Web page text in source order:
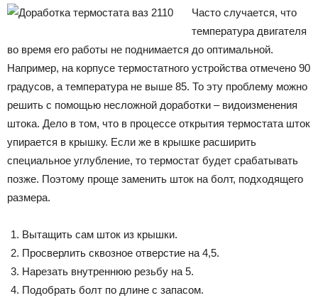
Часто случается, что
температура двигателя
во время его работы не поднимается до оптимальной.
Например, на корпусе термостатного устройства отмечено 90
градусов, а температура не выше 85. То эту проблему можно
решить с помощью несложной доработки – видоизменения
штока. Дело в том, что в процессе открытия термостата шток
упирается в крышку. Если же в крышке расширить
специальное углубление, то термостат будет срабатывать
позже. Поэтому проще заменить шток на болт, подходящего
размера.
Вытащить сам шток из крышки.
Просверлить сквозное отверстие на 4,5.
Нарезать внутреннюю резьбу на 5.
Подобрать болт по длине с запасом.